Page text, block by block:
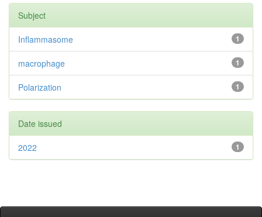
Subject
1
Inflammasome
1
macrophage
1
Polarization
Date issued
1
2022